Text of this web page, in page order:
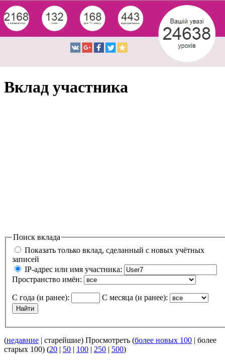
Вклад участника
Поиск вклада
Показать только вклад, сделанный с новых учётных
записей
IP-адрес или имя участника:
Пространство имён:
С года (и ранее): С месяца (и ранее):
(недавние | старейшие) Просмотреть (более новых 100 | более
старых 100) (20 | 50 | 100 | 250 | 500)